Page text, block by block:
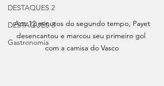
DESTAQUES 2
DESTAQUES 3
Gastronomia
Aos 12 minutos do segundo tempo, Payet
desencantou e marcou seu primeiro gol
com a camisa do Vasco